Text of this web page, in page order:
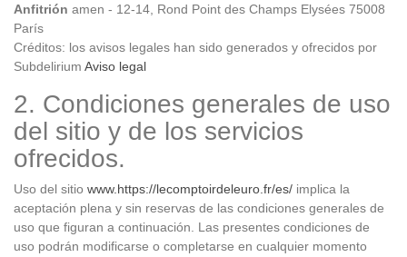
Anfitrión amen - 12-14, Rond Point des Champs Elysées 75008
París
Créditos: los avisos legales han sido generados y ofrecidos por
Subdelirium Aviso legal
2. Condiciones generales de uso
del sitio y de los servicios
ofrecidos.
Uso del sitio www.https://lecomptoirdeleuro.fr/es/ implica la
aceptación plena y sin reservas de las condiciones generales de
uso que figuran a continuación. Las presentes condiciones de
uso podrán modificarse o completarse en cualquier momento